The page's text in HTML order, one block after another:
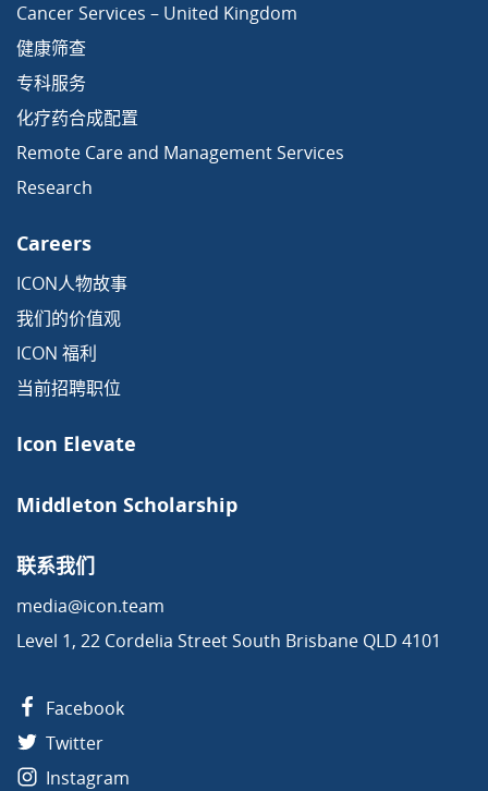
Cancer Services – United Kingdom
健康筛查
专科服务
化疗药合成配置
Remote Care and Management Services
Research
Careers
ICON人物故事
我们的价值观
ICON 福利
当前招聘职位
Icon Elevate
Middleton Scholarship
联系我们
media@icon.team
Level 1, 22 Cordelia Street South Brisbane QLD 4101
Facebook
Twitter
Instagram